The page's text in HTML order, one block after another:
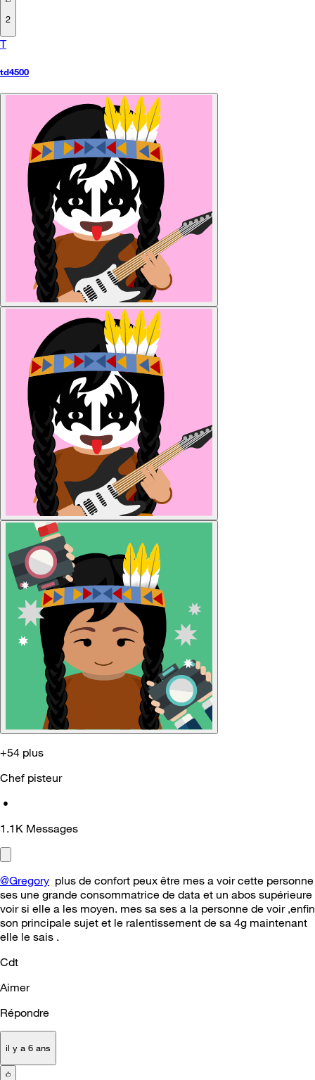
2
T
td4500
+54 plus
Chef pisteur
•
1.1K Messages
@Gregory plus de confort peux être mes a voir cette personne
ses une grande consommatrice de data et un abos supérieure
voir si elle a les moyen. mes sa ses a la personne de voir ,enfin
son principale sujet et le ralentissement de sa 4g maintenant
elle le sais .
Cdt
Aimer
Répondre
il y a 6 ans